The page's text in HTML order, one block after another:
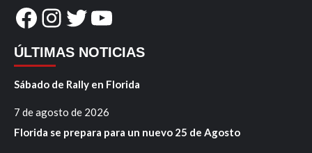
Facebook
Instagram
Twitter
YouTube
ÚLTIMAS NOTICIAS
Sábado de Rally en Florida
7 de agosto de 2026
Florida se prepara para un nuevo 25 de Agosto